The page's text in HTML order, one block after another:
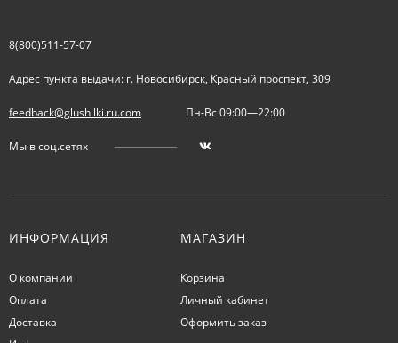
8(800)511-57-07
Адрес пункта выдачи: г. Новосибирск, Красный проспект, 309
feedback@glushilki.ru.com Пн-Вс 09:00—22:00
Мы в соц.сетях
ИНФОРМАЦИЯ
О компании
Оплата
Доставка
МАГАЗИН
Корзина
Личный кабинет
Оформить заказ